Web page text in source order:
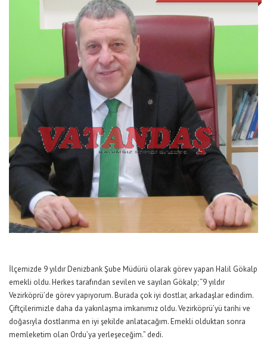
İlçemizde 9 yıldır Denizbank Şube Müdürü olarak görev yapan Halil Gökalp
emekli oldu. Herkes tarafından sevilen ve sayılan Gökalp; “9 yıldır
Vezirköprü’de görev yapıyorum. Burada çok iyi dostlar, arkadaşlar edindim.
Çiftçilerimizle daha da yakınlaşma imkanımız oldu. Vezirköprü’yü tarihi ve
doğasıyla dostlarıma en iyi şekilde anlatacağım. Emekli olduktan sonra
memleketim olan Ordu’ya yerleşeceğim.” dedi.